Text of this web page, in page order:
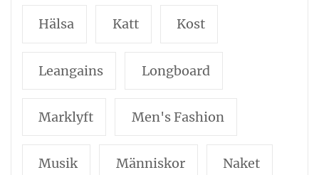
Hälsa Katt Kost
Leangains Longboard
Marklyft Men's Fashion
Musik Människor Naket